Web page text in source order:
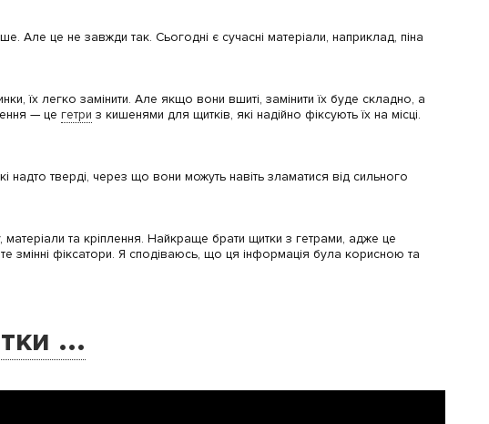
Але це не завжди так. Сьогодні є сучасні матеріали, наприклад, піна
їх легко замінити. Але якщо вони вшиті, замінити їх буде складно, а
— цегетри з кишенями для щитків, які надійно фіксують їх на місці.
тверді, через що вони можуть навіть зламатися від сильного
матеріали та кріплення. Найкраще брати щитки з гетрами, адже це
змінні фіксатори. Я сподіваюсь, що ця інформація була корисною та
...